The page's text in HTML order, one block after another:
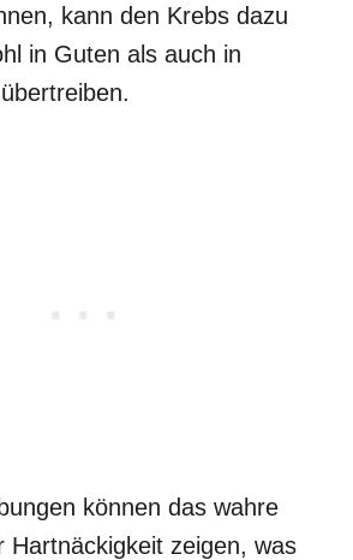
kann den Krebs dazu
in Guten als auch in
können das wahre
Hartnäckigkeit zeigen, was